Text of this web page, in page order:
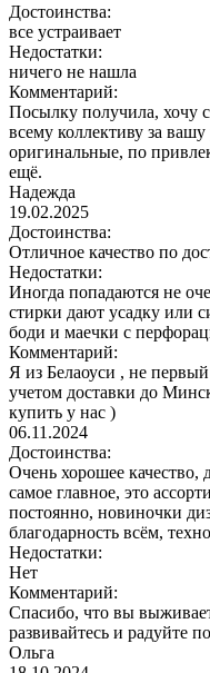
Достоинства:
все устраивает
Недостатки:
ничего не нашла
Комментарий:
Посылку получила, хочу
всему коллективу за
оригинальные, по
ещё.
Надежда
19.02.2025
Достоинства:
Отличное качество по
Недостатки:
Иногда попадаются не
стирки дают усадку или
боди и маечки с
Комментарий:
Я из Белаоуси , не
учетом доставки до
купить у нас )
06.11.2024
Достоинства:
Очень хорошее качество,
самое главное, это
постоянно, новиночки
благодарность всём,
Недостатки:
Нет
Комментарий:
Спасибо, что вы
развивайтесь и радуйте
Ольга